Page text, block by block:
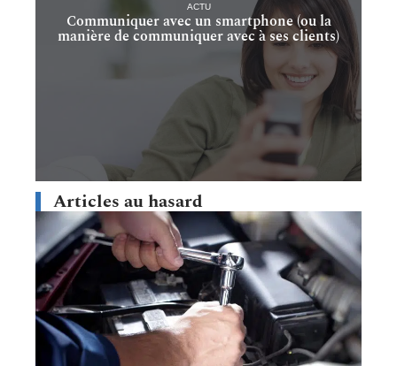
ACTU
Communiquer avec un smartphone (ou la
manière de communiquer avec à ses clients)
Articles au hasard